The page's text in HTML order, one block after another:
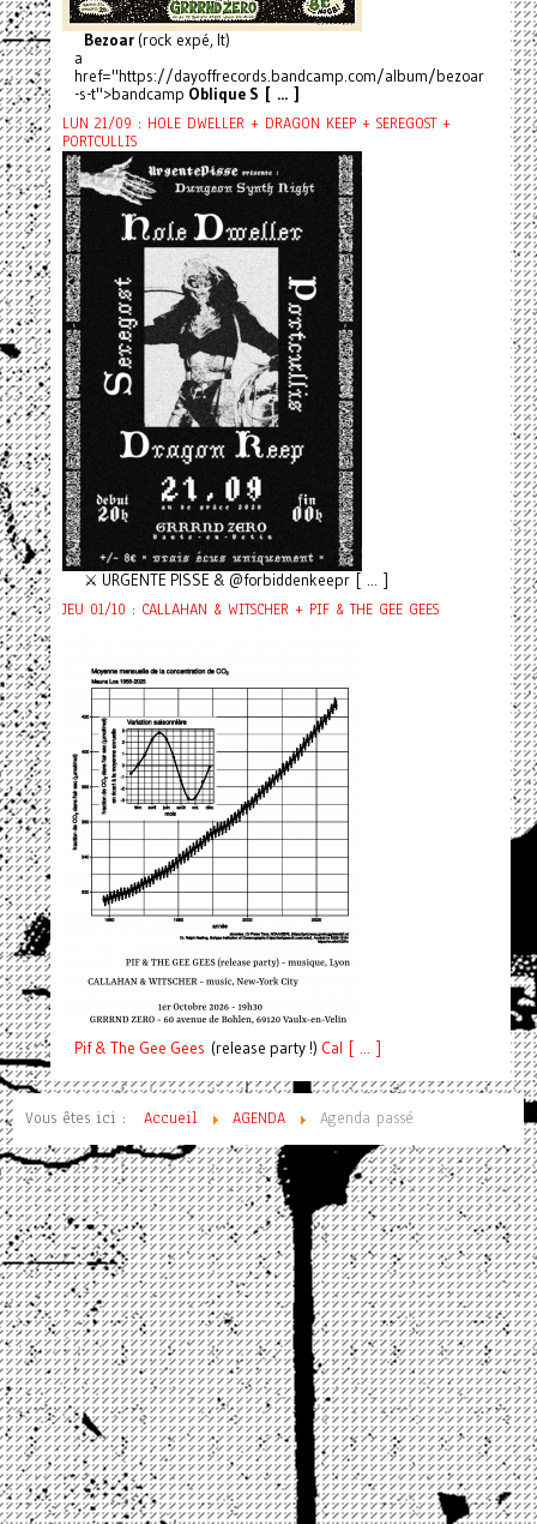
Bezoar(rock expé, It)
a
href="https://dayoffrecords.bandcamp.com/album/bezoar
-s-t">bandcamp Oblique S [ ... ]
LUN 21/09 : HOLE DWELLER + DRAGON KEEP + SEREGOST +
PORTCULLIS
⚔️ URGENTE PISSE & @forbiddenkeepr [ ... ]
JEU 01/10 : CALLAHAN & WITSCHER + PIF & THE GEE GEES
Pif& The Gee Gees (release party !) Cal [ ... ]
Vous êtes ici : Accueil AGENDA Agenda passé